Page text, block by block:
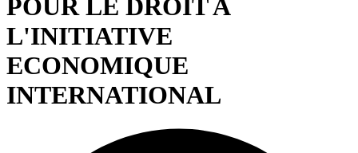
POUR LE DROIT A
L'INITIATIVE
ECONOMIQUE
INTERNATIONAL